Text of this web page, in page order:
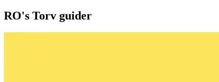
RO's Torv guider